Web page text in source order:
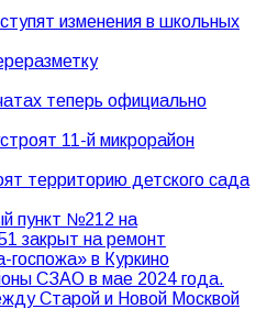
изменения в школьных
теперь официально
11-й микрорайон
территорию детского сада
пункт №212 на
закрыт на ремонт
в Куркино
СЗАО в мае 2024 года.
Старой и Новой Москвой